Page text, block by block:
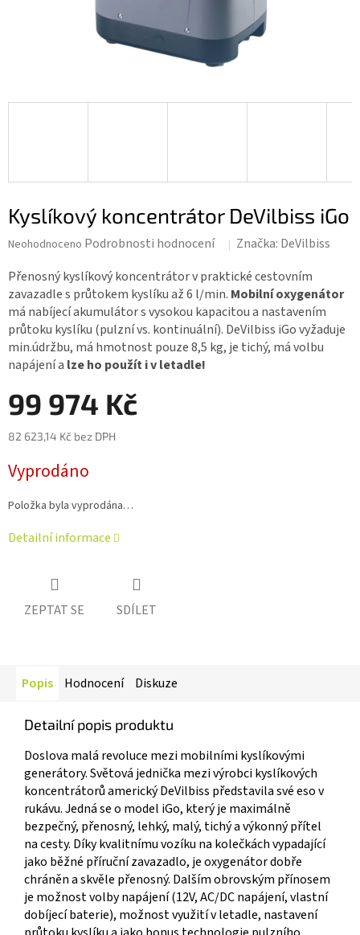
Kyslíkový koncentrátor DeVilbiss iGo
Průměrné
produktu
0,0
z 5
hvězdiček.
Neohodnoceno Podrobnosti hodnocení Značka: DeVilbiss
Přenosný kyslíkový koncentrátor v praktické cestovním
zavazadle s průtokem kyslíku až 6 l/min. Mobilní oxygenátor
má nabíjecí akumulátor s vysokou kapacitou a nastavením
průtoku kyslíku (pulzní vs. kontinuální). DeVilbiss iGo vyžaduje
min.údržbu, má hmotnost pouze 8,5 kg, je tichý, má volbu
napájení a lze ho použít i v letadle!
99 974 Kč
82 623,14 Kč bez DPH
cena:
Vyprodáno
Položka byla vyprodána…
Detailní informace
ZEPTAT SE SDÍLET
Popis Hodnocení Diskuze
Detailní popis produktu
Doslova malá revoluce mezi mobilními kyslíkovými
generátory. Světová jednička mezi výrobci kyslíkových
koncentrátorů americký DeVilbiss představila své eso v
rukávu. Jedná se o model iGo, který je maximálně
bezpečný, přenosný, lehký, malý, tichý a výkonný přítel
na cesty. Díky kvalitnímu vozíku na kolečkách vypadající
jako běžné příruční zavazadlo, je oxygenátor dobře
chráněn a skvěle přenosný. Dalším obrovským přínosem
je možnost volby napájení (12V, AC/DC napájení, vlastní
dobíjecí baterie), možnost využití v letadle, nastavení